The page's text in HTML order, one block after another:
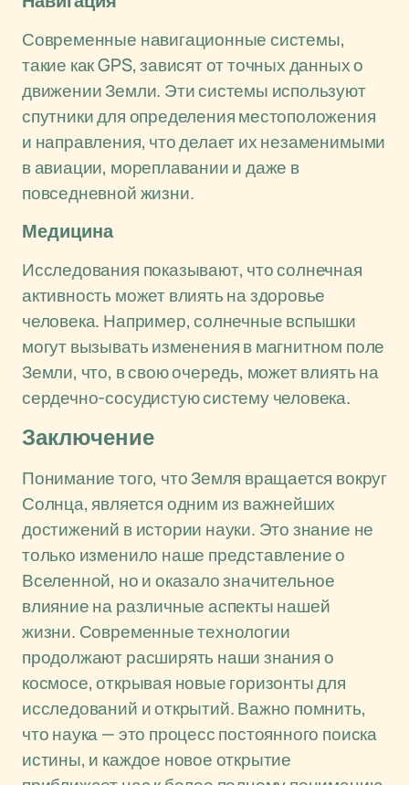
Современные навигационные системы,
такие как GPS, зависят от точных данных о
движении Земли. Эти системы используют
спутники для определения местоположения
и направления, что делает их незаменимыми
в авиации, мореплавании и даже в
повседневной жизни.
Медицина
Исследования показывают, что солнечная
активность может влиять на здоровье
человека. Например, солнечные вспышки
могут вызывать изменения в магнитном поле
Земли, что, в свою очередь, может влиять на
сердечно-сосудистую систему человека.
Заключение
Понимание того, что Земля вращается вокруг
Солнца, является одним из важнейших
достижений в истории науки. Это знание не
только изменило наше представление о
Вселенной, но и оказало значительное
влияние на различные аспекты нашей
жизни. Современные технологии
продолжают расширять наши знания о
космосе, открывая новые горизонты для
исследований и открытий. Важно помнить,
что наука — это процесс постоянного поиска
истины, и каждое новое открытие